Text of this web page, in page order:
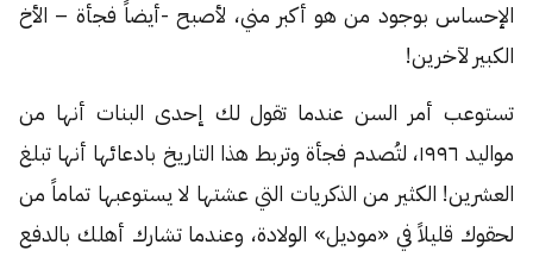
الإحساس بوجود من هو أكبر مني، لأصبح -أيضاً فجأة – الأخ
الكبير لآخرين!
تستوعب أمر السن عندما تقول لك إحدى البنات أنها من
مواليد ١٩٩٦، لتُصدم فجأة وتربط هذا التاريخ بادعائها أنها تبلغ
العشرين! الكثير من الذكريات التي عشتها لا يستوعبها تماماً من
لحقوك قليلاً في «موديل» الولادة، وعندما تشارك أهلك بالدفع